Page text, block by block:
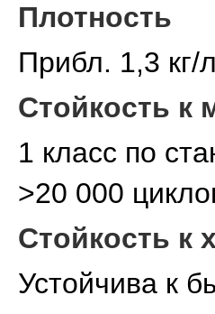
Плотность
Прибл. 1,3 кг/
Стойкость к
1 класс по
>20 000
Стойкость к
Устойчива к